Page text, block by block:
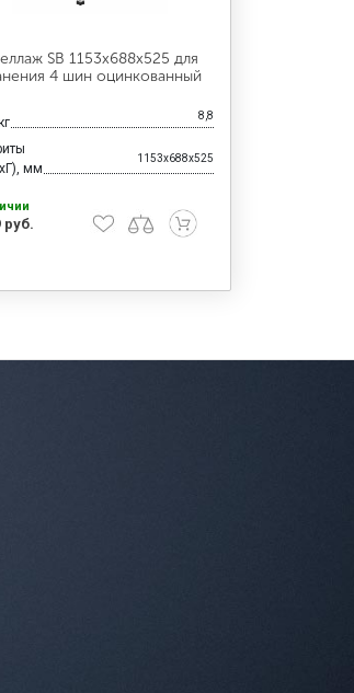
SB 1153х688х525 для
4 шин оцинкованный
8,8
мм
1153x688x525
руб.